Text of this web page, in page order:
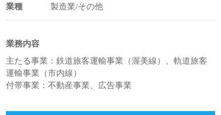
業種 製造業/その他
業務内容
主たる事業：鉄道旅客運輸事業（渥美線）、軌道旅客
運輸事業（市内線）
付帯事業：不動産事業、広告事業